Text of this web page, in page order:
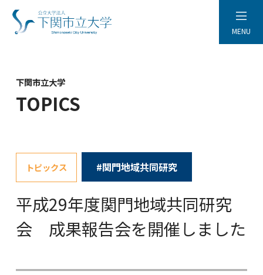
MENU
下関市立大学
TOPICS
トピックス #関門地域共同研究
平成29年度関門地域共同研究
会 成果報告会を開催しました